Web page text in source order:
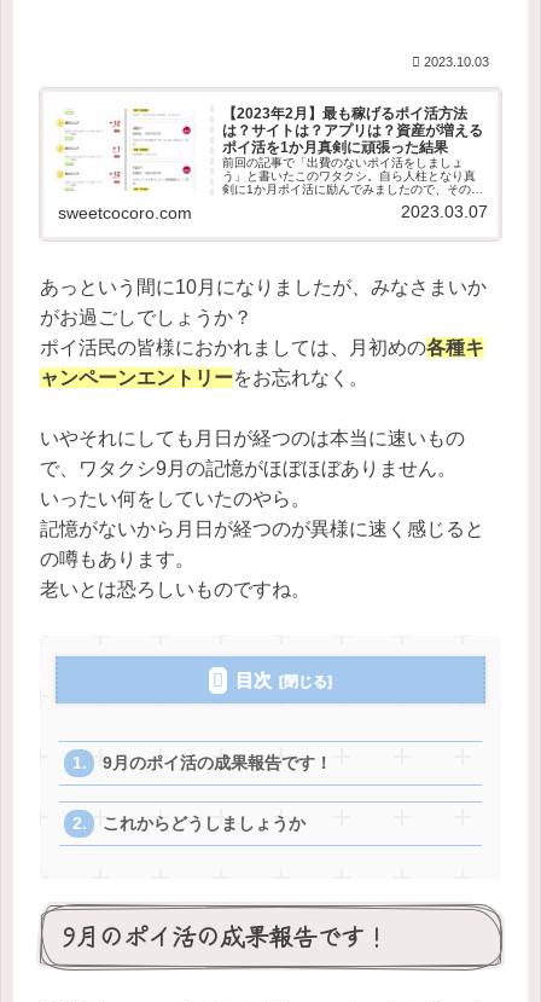
2023.10.03
【2023年2月】最も稼げるポイ活方法
は？サイトは？アプリは？資産が増える
ポイ活を1か月真剣に頑張った結果
前回の記事で「出費のないポイ活をしましょ
う」と書いたこのワタクシ。自ら人柱となり真
剣に1か月ポイ活に励んでみましたので、その調
査結果を発表いたします！ 先に結論から申し
上げますと、今回の調査で以下の事がわかりま
sweetcocoro.com 2023.03.07
あっという間に10月になりましたが、みなさまいか
がお過ごしでしょうか？
ポイ活民の皆様におかれましては、月初めの各種キ
ャンペーンエントリーをお忘れなく。
いやそれにしても月日が経つのは本当に速いもの
で、ワタクシ9月の記憶がほぼほぼありません。
いったい何をしていたのやら。
記憶がないから月日が経つのが異様に速く感じると
の噂もあります。
老いとは恐ろしいものですね。
目次
9月のポイ活の成果報告です！
これからどうしましょうか
9月のポイ活の成果報告です！